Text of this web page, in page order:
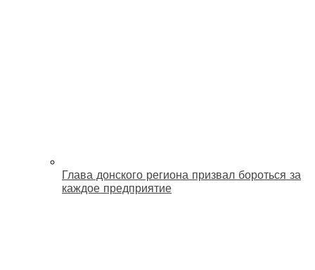
Глава донского региона призвал бороться за
каждое предприятие